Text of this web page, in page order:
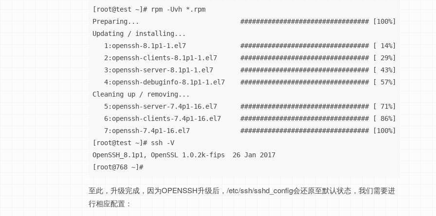
[root@test ~]# rpm -Uvh *.rpm
Preparing...                          ################################# [100%]
Updating / installing...
   1:openssh-8.1p1-1.el7              ################################# [ 14%]
   2:openssh-clients-8.1p1-1.el7      ################################# [ 29%]
   3:openssh-server-8.1p1-1.el7       ################################# [ 43%]
   4:openssh-debuginfo-8.1p1-1.el7    ################################# [ 57%]
Cleaning up / removing...
   5:openssh-server-7.4p1-16.el7      ################################# [ 71%]
   6:openssh-clients-7.4p1-16.el7     ################################# [ 86%]
   7:openssh-7.4p1-16.el7             ################################# [100%]
[root@test ~]# ssh -V
OpenSSH_8.1p1, OpenSSL 1.0.2k-fips  26 Jan 2017
[root@768 ~]#
至此，升级完成，因为OPENSSH升级后，/etc/ssh/sshd_config会还原至默认状态，我们需要进
行相应配置：